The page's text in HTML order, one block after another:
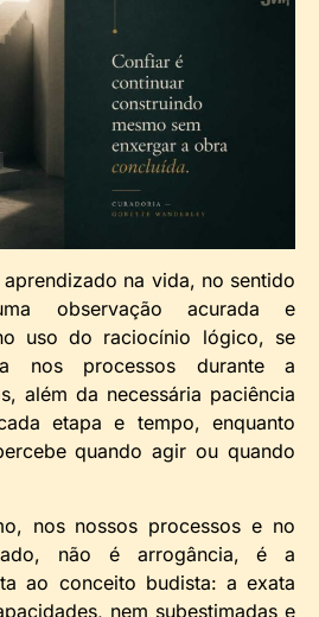
na vida, no sentido
observação acurada e
uso do raciocínio lógico, se
nos processos durante a
além da necessária paciência
etapa e tempo, enquanto
quando agir ou quando
nos nossos processos e no
não é arrogância, é a
ao conceito budista: a exata
nem subestimadas e